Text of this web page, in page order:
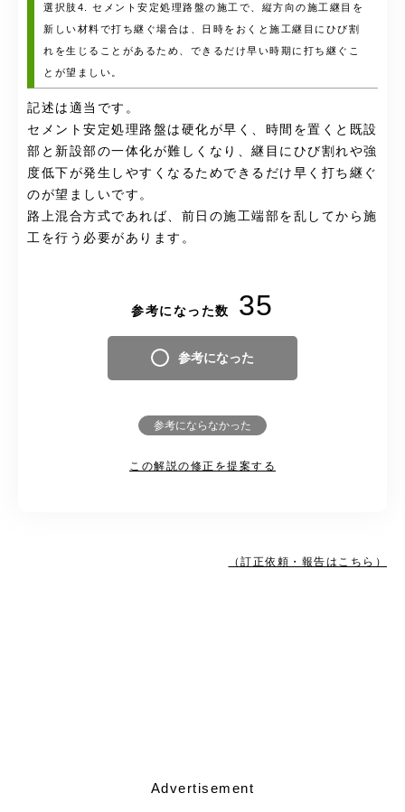
選択肢4. セメント安定処理路盤の施工で、縦方向の施工継目を
新しい材料で打ち継ぐ場合は、日時をおくと施工継目にひび割
れを生じることがあるため、できるだけ早い時期に打ち継ぐこ
とが望ましい。
記述は適当です。
セメント安定処理路盤は硬化が早く、時間を置くと既設
部と新設部の一体化が難しくなり、継目にひび割れや強
度低下が発生しやすくなるためできるだけ早く打ち継ぐ
のが望ましいです。
路上混合方式であれば、前日の施工端部を乱してから施
工を行う必要があります。
参考になった数 35
参考になった
参考にならなかった
この解説の修正を提案する
（訂正依頼・報告はこちら）
Advertisement